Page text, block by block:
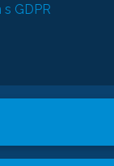
GDPR